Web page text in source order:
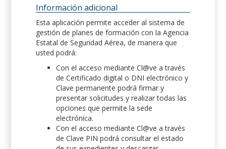
Información adicional
Esta aplicación permite acceder al sistema de
gestión de planes de formación con la Agencia
Estatal de Seguridad Aérea, de manera que
usted podrá:
Con el acceso mediante Cl@ve a través
de Certificado digital o DNI electrónico y
Clave permanente podrá firmar y
presentar solicitudes y realizar todas las
opciones que permite la sede
electrónica.
Con el acceso mediante Cl@ve a través
de Clave PIN podrá consultar el estado